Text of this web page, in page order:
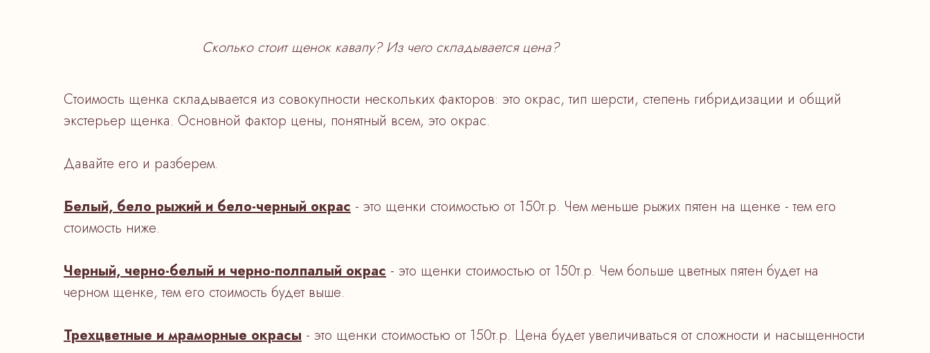
Сколько стоит щенок кавапу? Из чего складывается цена?
Стоимость щенка складывается из совокупности нескольких факторов: это окрас, тип шерсти, степень гибридизации и общий
экстерьер щенка. Основной фактор цены, понятный всем, это окрас.
Давайте его и разберем.
Белый, бело рыжий и бело-черный окрас - это щенки стоимостью от 150т.р. Чем меньше рыжих пятен на щенке - тем его
стоимость ниже.
Черный, черно-белый и черно-полпалый окрас - это щенки стоимостью от 150т.р. Чем больше цветных пятен будет на
черном щенке, тем его стоимость будет выше.
Трехцветные и мраморные окрасы - это щенки стоимостью от 150т.р. Цена будет увеличиваться от сложности и насыщенности